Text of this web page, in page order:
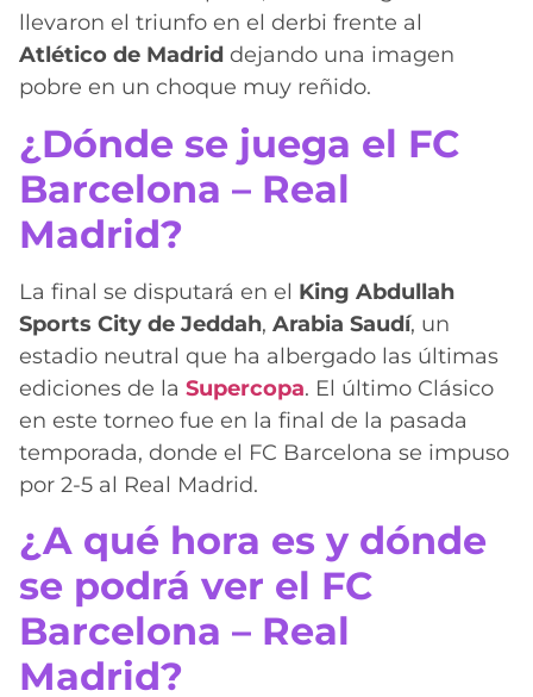
llevaron el triunfo en el derbi frente al
Atlético de Madrid dejando una imagen
pobre en un choque muy reñido.
¿Dónde se juega el FC
Barcelona – Real
Madrid?
La final se disputará en el King Abdullah
Sports City de Jeddah, Arabia Saudí, un
estadio neutral que ha albergado las últimas
ediciones de la Supercopa. El último Clásico
en este torneo fue en la final de la pasada
temporada, donde el FC Barcelona se impuso
por 2-5 al Real Madrid.
¿A qué hora es y dónde
se podrá ver el FC
Barcelona – Real
Madrid?